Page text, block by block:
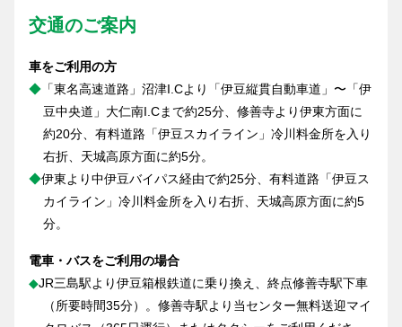
交通のご案内
車をご利用の方
◆ 「東名高速道路」沼津I.Cより「伊豆縦貫自動車道」〜「伊
豆中央道」大仁南I.Cまで約25分、修善寺より伊東方面に
約20分、有料道路「伊豆スカイライン」冷川料金所を入り
右折、天城高原方面に約5分。
◆伊東より中伊豆バイパス経由で約25分、有料道路「伊豆ス
カイライン」冷川料金所を入り右折、天城高原方面に約5
分。
電車・バスをご利用の場合
◆JR三島駅より伊豆箱根鉄道に乗り換え、終点修善寺駅下車
（所要時間35分）。修善寺駅より当センター無料送迎マイ